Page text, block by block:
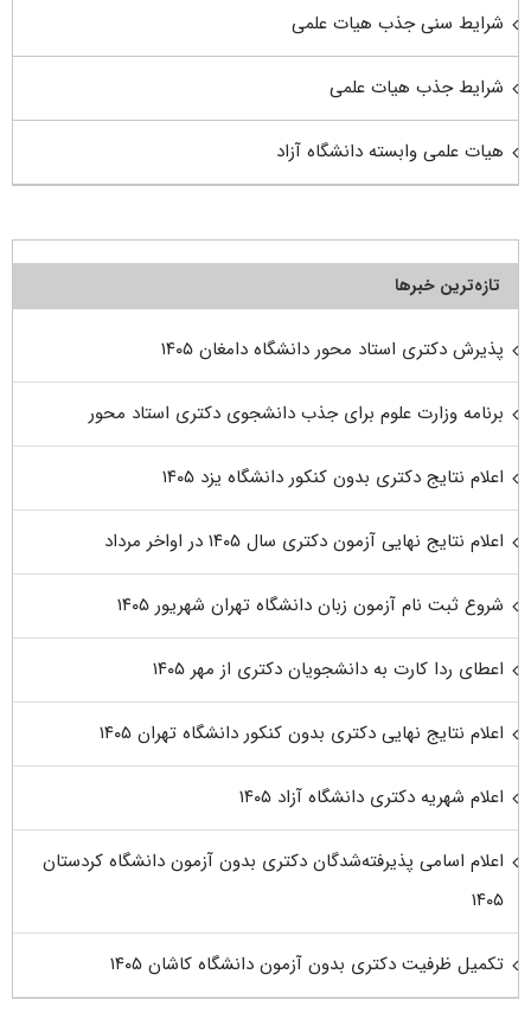
شرایط سنی جذب هیات علمی
شرایط جذب هیات علمی
هیات علمی وابسته دانشگاه آزاد
تازه‌ترین خبرها
پذیرش دکتری استاد محور دانشگاه دامغان ۱۴۰۵
برنامه وزارت علوم برای جذب دانشجوی دکتری استاد محور
اعلام نتایج دکتری بدون کنکور دانشگاه یزد ۱۴۰۵
اعلام نتایج نهایی آزمون دکتری سال ۱۴۰۵ در اواخر مرداد
شروع ثبت نام آزمون زبان دانشگاه تهران شهریور ۱۴۰۵
اعطای ردا کارت به دانشجویان دکتری از مهر ۱۴۰۵
اعلام نتایج نهایی دکتری بدون کنکور دانشگاه تهران ۱۴۰۵
اعلام شهریه دکتری دانشگاه آزاد ۱۴۰۵
اعلام اسامی پذیرفته‌شدگان دکتری بدون آزمون دانشگاه کردستان
۱۴۰۵
تکمیل ظرفیت دکتری بدون آزمون دانشگاه کاشان ۱۴۰۵